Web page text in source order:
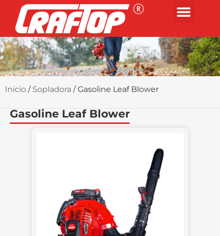
Inicio / Sopladora / Gasoline Leaf Blower
Gasoline Leaf Blower